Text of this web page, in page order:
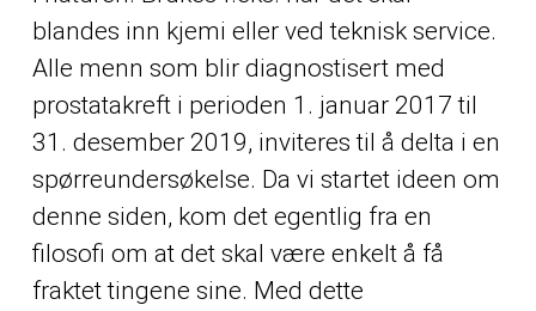
blandes inn kjemi eller ved teknisk service.
Alle menn som blir diagnostisert med
prostatakreft i perioden 1. januar 2017 til
31. desember 2019, inviteres til å delta i en
spørreundersøkelse. Da vi startet ideen om
denne siden, kom det egentlig fra en
filosofi om at det skal være enkelt å få
fraktet tingene sine. Med dette